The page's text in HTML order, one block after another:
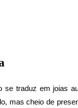
se traduz em joias
mas cheio de